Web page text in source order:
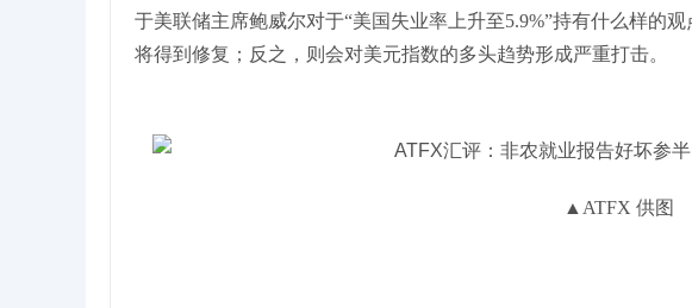
于美联储主席鲍威尔对于“美国失业率上升至5.9%”持有什么样的
将得到修复；反之，则会对美元指数的多头趋势形成严重打击。
▲ATFX 供图